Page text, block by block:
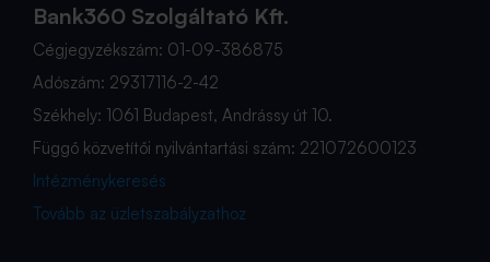
Bank360 Szolgáltató Kft.
Cégjegyzékszám: 01-09-386875
Adószám: 29317116-2-42
Székhely: 1061 Budapest, Andrássy út 10.
Függő közvetítői nyilvántartási szám: 221072600123
Intézménykeresés
Tovább az üzletszabályzathoz